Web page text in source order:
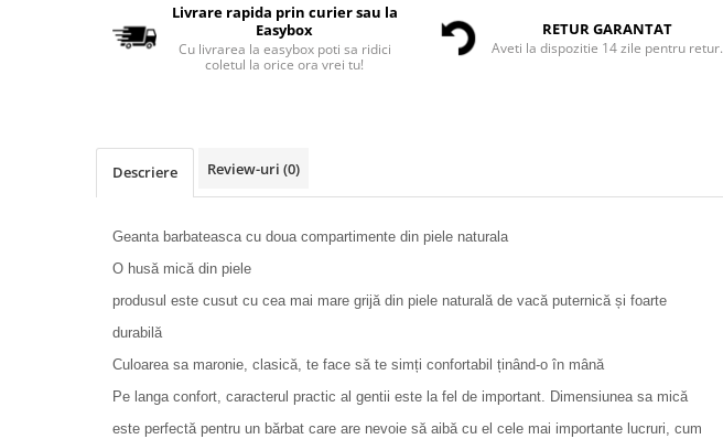
Livrare rapida prin curier sau la
Easybox
Cu livrarea la easybox poti sa ridici
coletul la orice ora vrei tu!
RETUR GARANTAT
Aveti la dispozitie 14 zile pentru retur.
Descriere Review-uri (0)
Geanta barbateasca cu doua compartimente din piele naturala
O husă mică din piele
produsul este cusut cu cea mai mare grijă din piele naturală de vacă puternică și foarte
durabilă
Culoarea sa maronie, clasică, te face să te simți confortabil ținând-o în mână
Pe langa confort, caracterul practic al gentii este la fel de important. Dimensiunea sa mică
este perfectă pentru un bărbat care are nevoie să aibă cu el cele mai importante lucruri, cum